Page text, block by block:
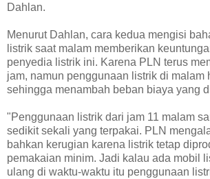
Dahlan.
Menurut Dahlan, cara kedua mengisi
listrik saat malam memberikan
penyedia listrik ini. Karena PLN terus
jam, namun penggunaan listrik di malam
sehingga menambah beban biaya yang
"Penggunaan listrik dari jam 11 malam
sedikit sekali yang terpakai. PLN
bahkan kerugian karena listrik tetap
pemakaian minim. Jadi kalau ada mobil
ulang di waktu-waktu itu penggunaan